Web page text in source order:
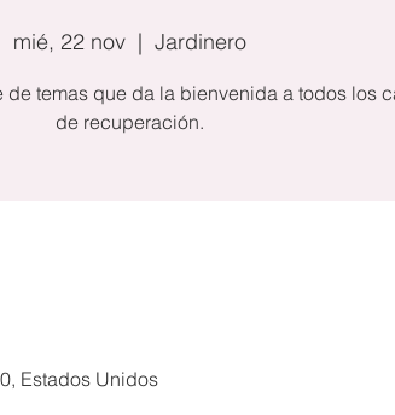
mié, 22 nov
  |
Jardinero
de temas que da la bienvenida a todos los
de recuperación.
Estados Unidos